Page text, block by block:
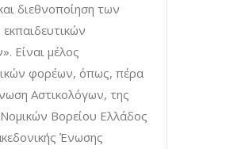
διεθνοποίηση των
Είναι μέλος
φορέων, όπως, πέρα
Αστικολόγων, της
Νομικών Βορείου Ελλάδος
Ένωσης